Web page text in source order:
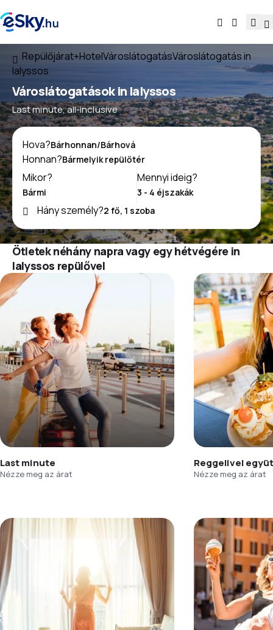
Repülőjárat+HotelVároslátogatásVároslátogatás in
Ialyssos
Városlátogatások in Ialyssos
Last minute, all-inclusive
Hova?
Honnan?
Mikor?
Mennyi ideig?
Hány személy?
Ötletek néhány napra vagy egy hétvégére in
Ialyssos repülővel
Last minute
Nézze meg az árat
Reggelivel
Nézze meg az árat